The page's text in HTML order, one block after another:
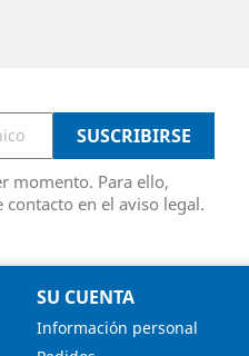
momento. Para ello,
en el aviso legal.
SU CUENTA
Información personal